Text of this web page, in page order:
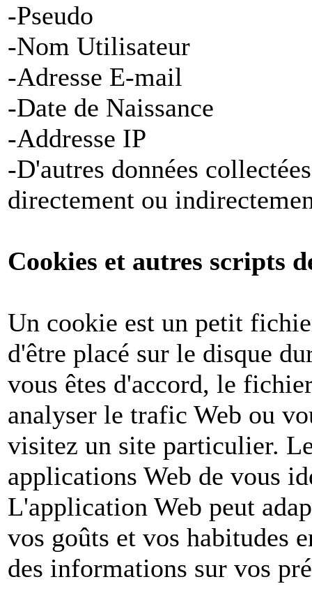
-Pseudo
-Nom Utilisateur
-Adresse E-mail
-Date de Naissance
-Addresse IP
-D'autres données
directement ou
Cookies et autres scripts
Un cookie est un petit
d'être placé sur le disque
vous êtes d'accord, le
analyser le trafic Web ou
visitez un site particulier.
applications Web de vous
L'application Web peut
vos goûts et vos habitudes
des informations sur vos